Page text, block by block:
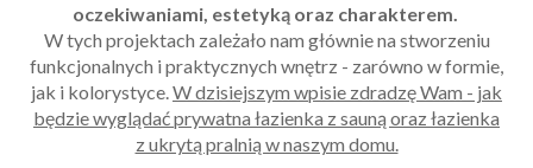
oczekiwaniami, estetyką oraz charakterem.
W tych projektach zależało nam głównie na stworzeniu
funkcjonalnych i praktycznych wnętrz - zarówno w formie,
jak i kolorystyce.W dzisiejszym wpisie zdradzę Wam - jak
będzie wyglądać prywatna łazienka z sauną oraz łazienka
z ukrytą pralnią w naszym domu.